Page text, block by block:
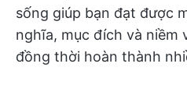
sống giúp bạn đạt được
nghĩa, mục đích và niềm
đồng thời hoàn thành